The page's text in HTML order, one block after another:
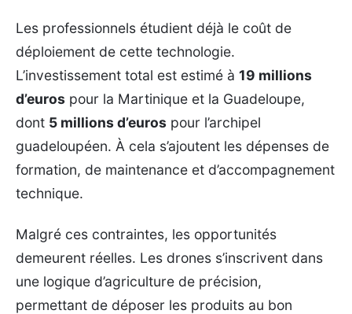
Les professionnels étudient déjà le coût de
déploiement de cette technologie.
L’investissement total est estimé à 19 millions
d’euros pour la Martinique et la Guadeloupe,
dont 5 millions d’euros pour l’archipel
guadeloupéen. À cela s’ajoutent les dépenses de
formation, de maintenance et d’accompagnement
technique.
Malgré ces contraintes, les opportunités
demeurent réelles. Les drones s’inscrivent dans
une logique d’agriculture de précision,
permettant de déposer les produits au bon